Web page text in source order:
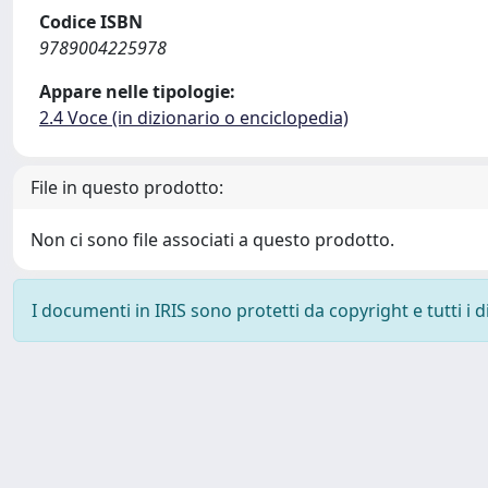
Codice ISBN
9789004225978
Appare nelle tipologie:
2.4 Voce (in dizionario o enciclopedia)
File in questo prodotto:
Non ci sono file associati a questo prodotto.
I documenti in IRIS sono protetti da copyright e tutti i